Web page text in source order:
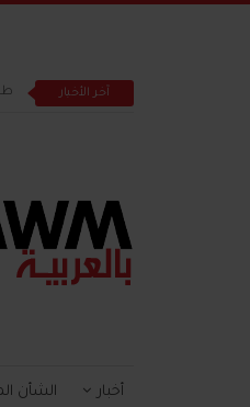
آخر الأخبار
أخبار الشأن